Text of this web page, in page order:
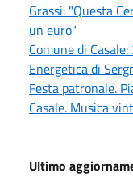
Grassi: "Questa
un euro"
Comune di
Energetica di
Festa patronale.
Casale. Musica
Ultimo